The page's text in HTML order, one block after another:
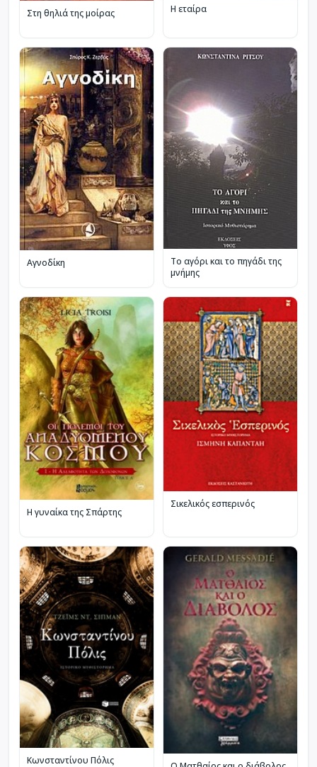
Στη θηλιά της μοίρας Η εταίρα
Αγνοδίκη
Το αγόρι και το πηγάδι της
μνήμης
Η γυναίκα της Σπάρτης
Σικελικός εσπερινός
Κωνσταντίνου Πόλις